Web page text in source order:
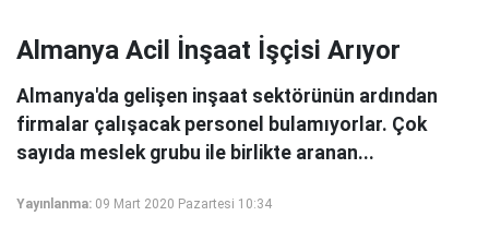
Almanya Acil İnşaat İşçisi Arıyor
Almanya'da gelişen inşaat sektörünün ardından
firmalar çalışacak personel bulamıyorlar. Çok
sayıda meslek grubu ile birlikte aranan...
Yayınlanma: 09 Mart 2020 Pazartesi 10:34